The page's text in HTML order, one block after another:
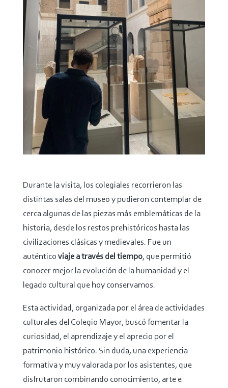
Durante la visita, los colegiales recorrieron las
distintas salas del museo y pudieron contemplar de
cerca algunas de las piezas más emblemáticas de la
historia, desde los restos prehistóricos hasta las
civilizaciones clásicas y medievales. Fue un
auténtico viaje a través del tiempo, que permitió
conocer mejor la evolución de la humanidad y el
legado cultural que hoy conservamos.
Esta actividad, organizada por el área de actividades
culturales del Colegio Mayor, buscó fomentar la
curiosidad, el aprendizaje y el aprecio por el
patrimonio histórico. Sin duda, una experiencia
formativa y muy valorada por los asistentes, que
disfrutaron combinando conocimiento, arte e